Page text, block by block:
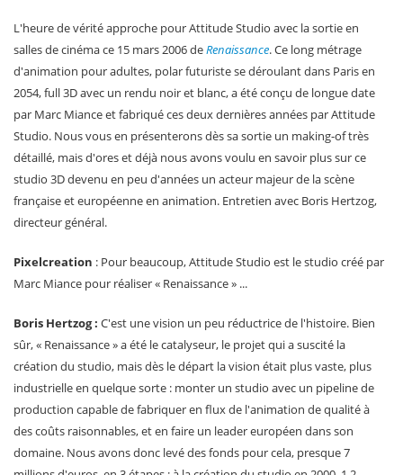
L'heure de vérité approche pour Attitude Studio avec la sortie en
salles de cinéma ce 15 mars 2006 deRenaissance. Ce long métrage
d'animation pour adultes, polar futuriste se déroulant dans Paris en
2054, full 3D avec un rendu noir et blanc, a été conçu de longue date
par Marc Miance et fabriqué ces deux dernières années par Attitude
Studio. Nous vous en présenterons dès sa sortie un making-of très
détaillé, mais d'ores et déjà nous avons voulu en savoir plus sur ce
studio 3D devenu en peu d'années un acteur majeur de la scène
française et européenne en animation. Entretien avec Boris Hertzog,
directeur général.
Pixelcreation : Pour beaucoup, Attitude Studio est le studio créé par
Marc Miance pour réaliser « Renaissance » ...
Boris Hertzog : C'est une vision un peu réductrice de l'histoire. Bien
sûr, « Renaissance » a été le catalyseur, le projet qui a suscité la
création du studio, mais dès le départ la vision était plus vaste, plus
industrielle en quelque sorte : monter un studio avec un pipeline de
production capable de fabriquer en flux de l'animation de qualité à
des coûts raisonnables, et en faire un leader européen dans son
domaine. Nous avons donc levé des fonds pour cela, presque 7